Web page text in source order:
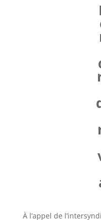
À l’appel de